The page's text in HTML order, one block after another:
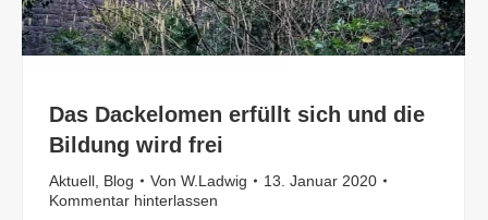
Das Dackelomen erfüllt sich und die
Bildung wird frei
Aktuell, Blog Von W.Ladwig
13. Januar 2020
Kommentar hinterlassen